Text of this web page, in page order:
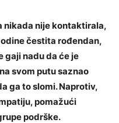
nikada nije kontaktirala,
čestita rođendan,
gaji nadu da će je
svom putu saznao
ga to slomi. Naprotiv,
pomažući
podrške.